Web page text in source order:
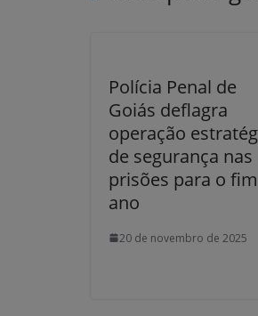
Polícia Penal de
Goiás deflagra
operação
de segurança nas
prisões para o
ano
20 de novembro de 2025